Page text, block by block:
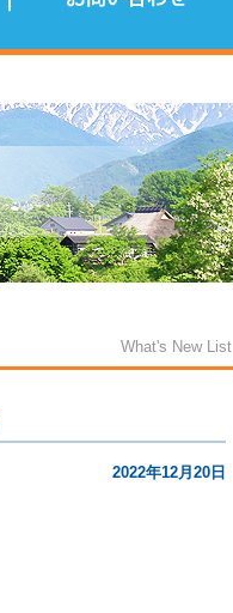
What's New List
2022年12月20日